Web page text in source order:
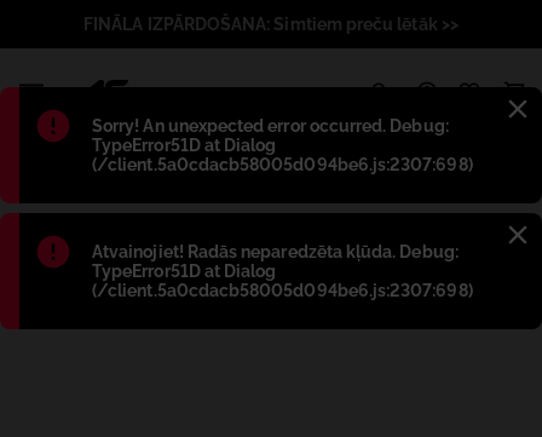
Błąd:
Sorry! An unexpected error occurred. Debug:
TypeError51D at Dialog
(/client.5a0cdacb58005d094be6.js:2307:698)
Błąd:
Atvainojiet! Radās neparedzēta kļūda. Debug:
TypeError51D at Dialog
(/client.5a0cdacb58005d094be6.js:2307:698)
FINĀLA IZPĀRDOŠANA: Simtiem preču lētāk >>